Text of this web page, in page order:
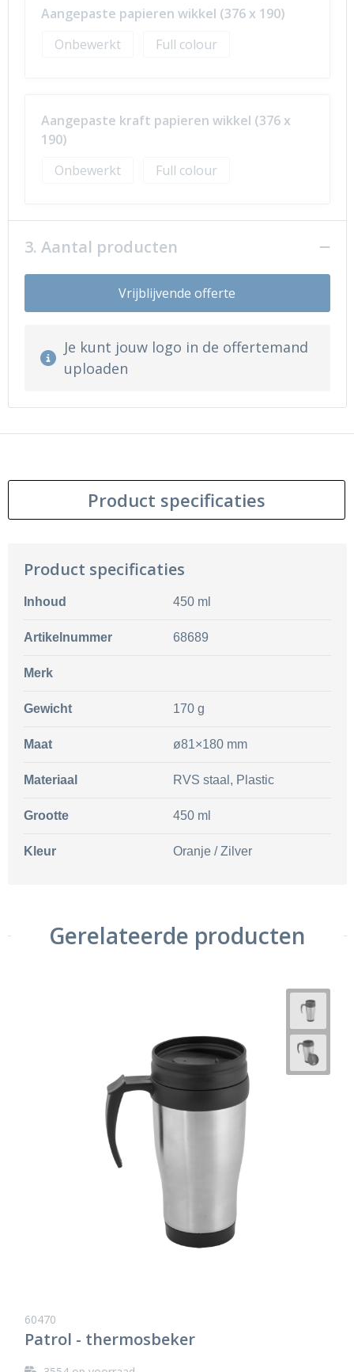
Aangepaste papieren wikkel (376 x 190)
Onbewerkt
Full colour
Aangepaste kraft papieren wikkel (376 x
190)
Onbewerkt
Full colour
3. Aantal producten
Vrijblijvende offerte
Je kunt jouw logo in de offertemand
uploaden
Product specificaties
Product specificaties
Inhoud 450 ml
Artikelnummer 68689
Merk
Gewicht 170 g
Maat ø81×180 mm
Materiaal RVS staal, Plastic
Grootte 450 ml
Kleur Oranje / Zilver
Gerelateerde producten
60470
Patrol - thermosbeker